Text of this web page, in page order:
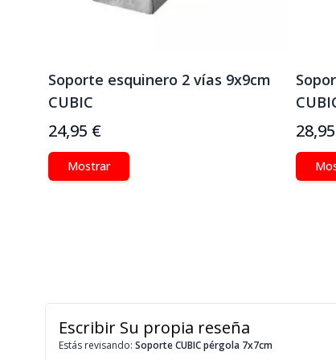
Soporte esquinero 2 vías 9x9cm
CUBIC
24,95 €
Mostrar
Escribir Su propia reseña
Estás revisando: Soporte CUBIC pérgola 7x7cm